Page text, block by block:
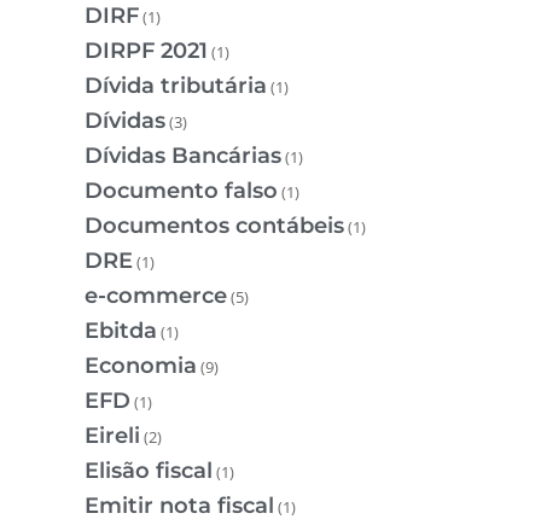
DIRF(1)
DIRPF 2021 (1)
Dívida tributária (1)
Dívidas(3)
Dívidas Bancárias(1)
Documento falso (1)
Documentos contábeis(1)
DRE(1)
e-commerce(5)
Ebitda (1)
Economia (9)
EFD (1)
Eireli (2)
Elisão fiscal (1)
Emitir nota fiscal (1)